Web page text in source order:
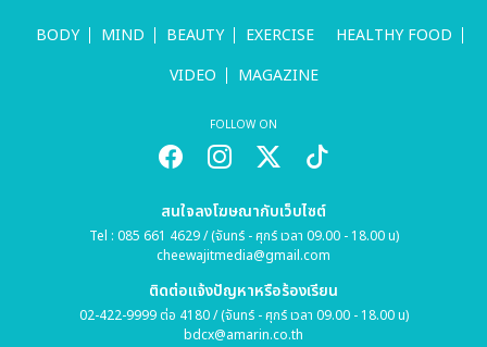
BODY MIND BEAUTY EXERCISE
HEALTHY FOOD
VIDEO
MAGAZINE
FOLLOW ON
สนใจลงโฆษณากับเว็บไซต์
Tel : 085 661 4629 / (จันทร์ - ศุกร์ เวลา 09.00 - 18.00 น)
cheewajitmedia@gmail.com
ติดต่อแจ้งปัญหาหรือร้องเรียน
02-422-9999 ต่อ 4180 / (จันทร์ - ศุกร์ เวลา 09.00 - 18.00 น)
bdcx@amarin.co.th